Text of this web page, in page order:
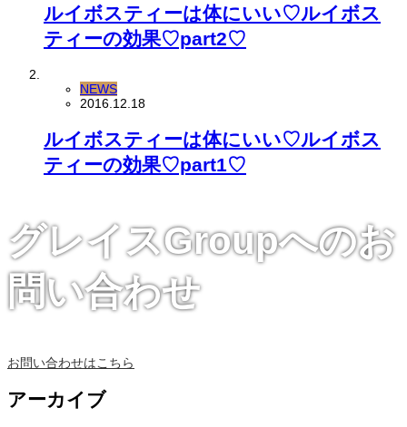
ルイボスティーは体にいい♡ルイボス
ティーの効果♡part2♡
NEWS
2016.12.18
ルイボスティーは体にいい♡ルイボス
ティーの効果♡part1♡
グレイスGroupへのお
問い合わせ
お問い合わせはこちら
アーカイブ